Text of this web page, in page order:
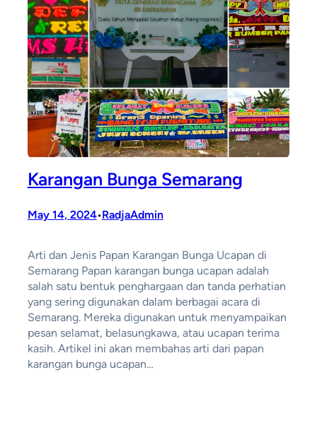
Karangan Bunga Semarang
May 14, 2024•RadjaAdmin
Arti dan Jenis Papan Karangan Bunga Ucapan di
Semarang Papan karangan bunga ucapan adalah
salah satu bentuk penghargaan dan tanda perhatian
yang sering digunakan dalam berbagai acara di
Semarang. Mereka digunakan untuk menyampaikan
pesan selamat, belasungkawa, atau ucapan terima
kasih. Artikel ini akan membahas arti dari papan
karangan bunga ucapan…